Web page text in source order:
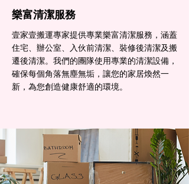
樂富清潔服務
壹家壹搬運專家提供專業樂富清潔服務，涵蓋
住宅、辦公室、入伙前清潔、裝修後清潔及搬
遷後清潔。我們的團隊使用專業的清潔設備，
確保每個角落無塵無垢，讓您的家居煥然一
新，為您創造健康舒適的環境。